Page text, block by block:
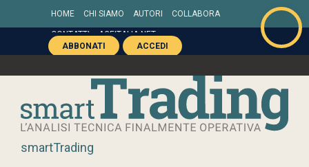
HOME CHI SIAMO AUTORI COLLABORA
CONTATTI
AGEITALIA.NET
ABBONATI
ACCEDI
smartTrading